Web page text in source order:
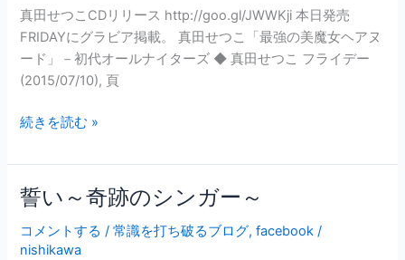
う
歌
上
さ
真田せつこCDリリース http://goo.gl/JWWKji 本日発売
FRIDAYにグラビア掲載。 真田せつこ「最強の美魔女ヘアヌ
ード」－初代オールナイターズ ◆ 真田せつこ フライデー
(2015/07/10), 頁
こ
CD
リ
リ
ス
続きを読む »
誓い～奇跡のシンガー～
コメントする /常識を打ち破るブログ,facebook /
nishikawa
誓
～